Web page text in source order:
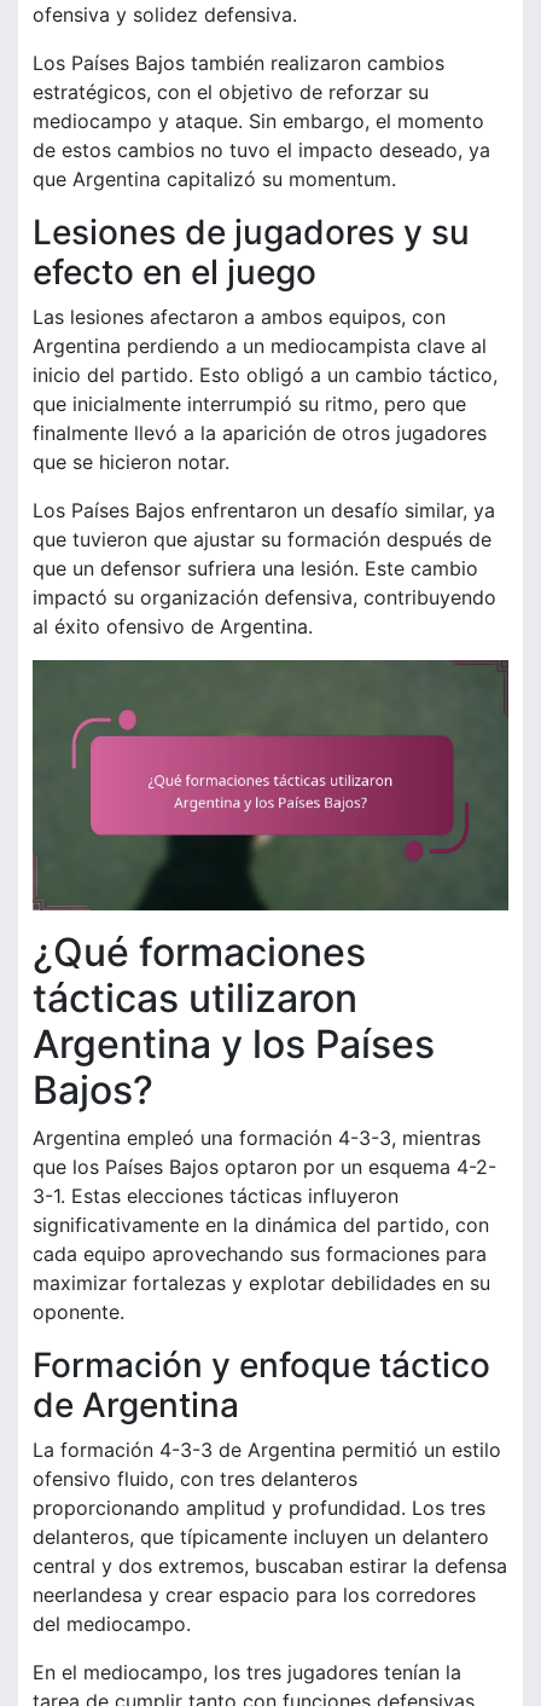
ofensiva y solidez defensiva.
Los Países Bajos también realizaron cambios
estratégicos, con el objetivo de reforzar su
mediocampo y ataque. Sin embargo, el momento
de estos cambios no tuvo el impacto deseado, ya
que Argentina capitalizó su momentum.
Lesiones de jugadores y su
efecto en el juego
Las lesiones afectaron a ambos equipos, con
Argentina perdiendo a un mediocampista clave al
inicio del partido. Esto obligó a un cambio táctico,
que inicialmente interrumpió su ritmo, pero que
finalmente llevó a la aparición de otros jugadores
que se hicieron notar.
Los Países Bajos enfrentaron un desafío similar, ya
que tuvieron que ajustar su formación después de
que un defensor sufriera una lesión. Este cambio
impactó su organización defensiva, contribuyendo
al éxito ofensivo de Argentina.
¿Qué formaciones
tácticas utilizaron
Argentina y los Países
Bajos?
Argentina empleó una formación 4-3-3, mientras
que los Países Bajos optaron por un esquema 4-2-
3-1. Estas elecciones tácticas influyeron
significativamente en la dinámica del partido, con
cada equipo aprovechando sus formaciones para
maximizar fortalezas y explotar debilidades en su
oponente.
Formación y enfoque táctico
de Argentina
La formación 4-3-3 de Argentina permitió un estilo
ofensivo fluido, con tres delanteros
proporcionando amplitud y profundidad. Los tres
delanteros, que típicamente incluyen un delantero
central y dos extremos, buscaban estirar la defensa
neerlandesa y crear espacio para los corredores
del mediocampo.
En el mediocampo, los tres jugadores tenían la
tarea de cumplir tanto con funciones defensivas